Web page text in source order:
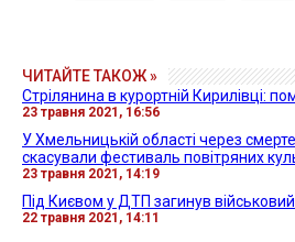
ЧИТАЙТЕ ТАКОЖ »
Стрілянина в курортній Кирилівці:
23 травня 2021, 16:56
У Хмельницькій області через
скасували фестиваль повітряних
23 травня 2021, 14:19
Під Києвом у ДТП загинув військовий
22 травня 2021, 14:11